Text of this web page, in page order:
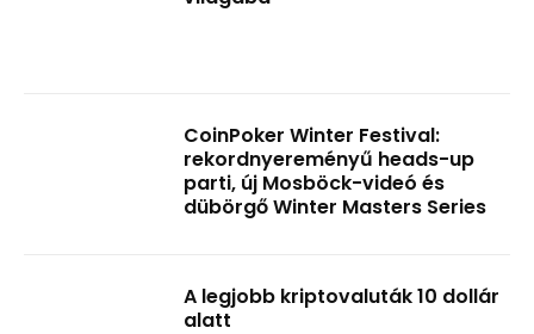
CoinPoker Winter Festival:
rekordnyereményű heads-up
parti, új Mosböck-videó és
dübörgő Winter Masters Series
A legjobb kriptovaluták 10 dollár
alatt